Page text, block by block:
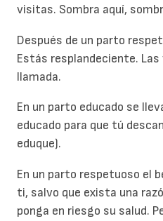
visitas. Sombra aquí,
Después de un parto
Estás resplandeciente.
llamada.
En un parto educado se
educado para que tú
eduque).
En un parto respetuoso el
ti, salvo que exista una
ponga en riesgo su salud.